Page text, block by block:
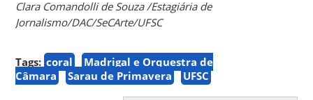
Clara Comandolli de Souza /Estagiária de
Jornalismo/DAC/SeCArte/UFSC
Tags: coral
Madrigal e Orquestra de
Câmara
Sarau de Primavera UFSC